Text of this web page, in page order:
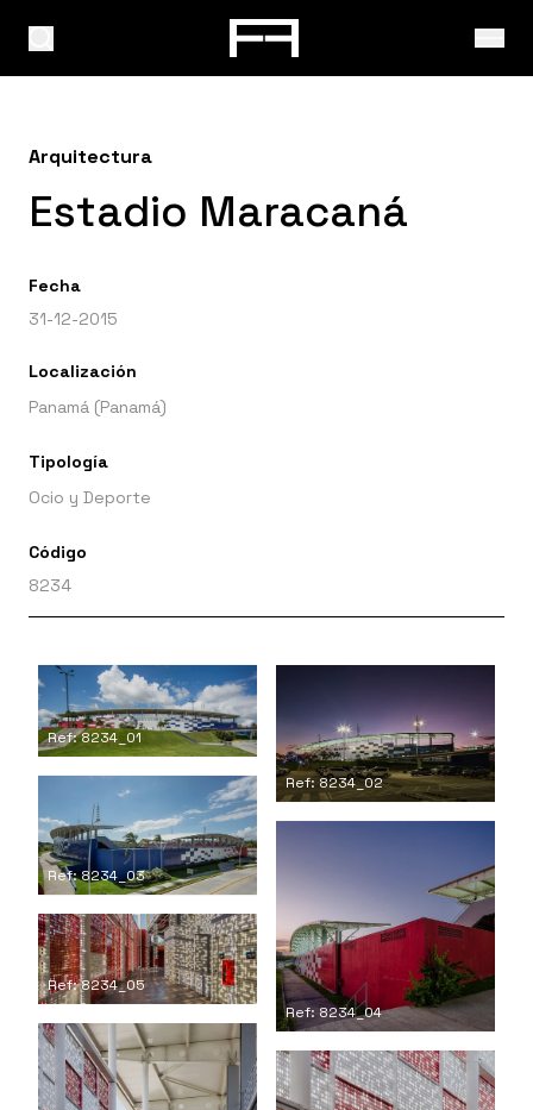
Arquitectura
Estadio Maracaná
Fecha
31-12-2015
Localización
Panamá (Panamá)
Tipología
Ocio y Deporte
Código
8234
Ref: 8234_01
Ref: 8234_02
Ref: 8234_03
Ref: 8234_04
Ref: 8234_05